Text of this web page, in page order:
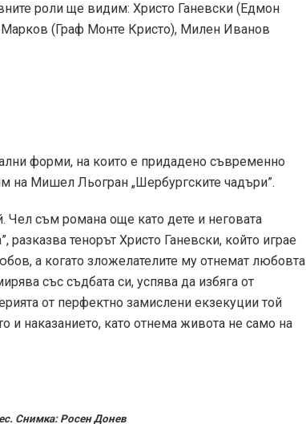
роли ще видим: Христо Ганевски (Едмон
(Граф Монте Кристо), Милен Иванов
форми, на които е придадено съвременно
на Мишел Льогран „Шербургските чадъри”.
Чел съм романа още като дете и неговата
тенорът Христо Ганевски, който играе
а когато зложелателите му отнемат любовта
със съдбата си, успява да избяга от
от перфектно замислени екзекуции той
и наказанието, като отнема живота не само на
Снимка: Росен Донев